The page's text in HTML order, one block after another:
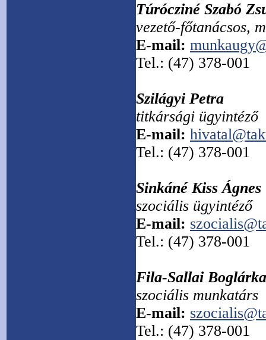
Túrócziné Szabó
vezető-főtanácsos,
E-mail:
Tel.: (47) 378-001
Szilágyi Petra
titkársági ügyintéző
E-mail:
Tel.: (47) 378-001
Sinkáné Kiss Ágnes
szociális ügyintéző
E-mail:
Tel.: (47) 378-001
Fila-Sallai Boglárka
szociális munkatárs
E-mail:
Tel.: (47) 378-001